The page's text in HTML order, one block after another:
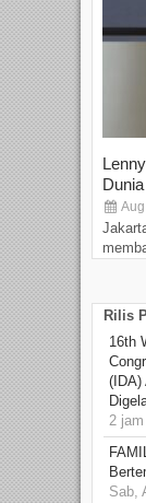
Rilis
16th
(IDA)
2
Sab,